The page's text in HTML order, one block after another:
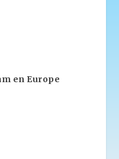
en Europe